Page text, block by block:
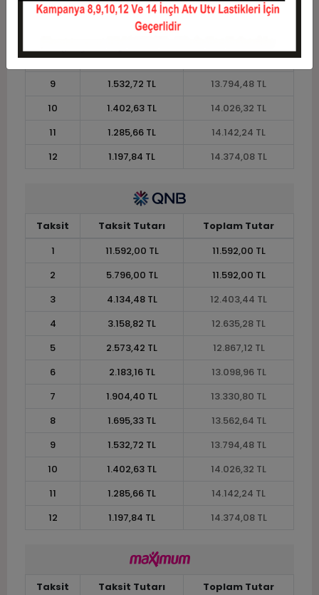
6
2.183,16 TL
13.098,96 TL
1.904,40 TL
8
1.695,33 TL
13.562,64 TL
9
1.532,72 TL
13.794,48 TL
10
1.402,63 TL
14.026,32 TL
11
1.285,66 TL
14.142,24 TL
12
1.197,84 TL 14.374,08 TL
Taksit Taksit Tutarı
Toplam Tutar
1
11.592,00 TL
11.592,00 TL
2
5.796,00 TL
11.592,00 TL
3
4.134,48 TL
12.403,44 TL
4
3.158,82 TL
12.635,28 TL
5
2.573,42 TL
12.867,12 TL
6
2.183,16 TL
13.098,96 TL
7
1.904,40 TL
13.330,80 TL
8
1.695,33 TL
13.562,64 TL
9
1.532,72 TL
13.794,48 TL
10
1.402,63 TL
14.026,32 TL
11
1.285,66 TL
14.142,24 TL
12
1.197,84 TL 14.374,08 TL
Taksit Taksit Tutarı Toplam Tutar